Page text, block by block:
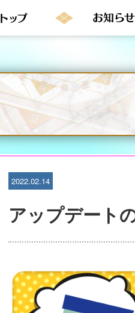
2022.02.14
アップデート